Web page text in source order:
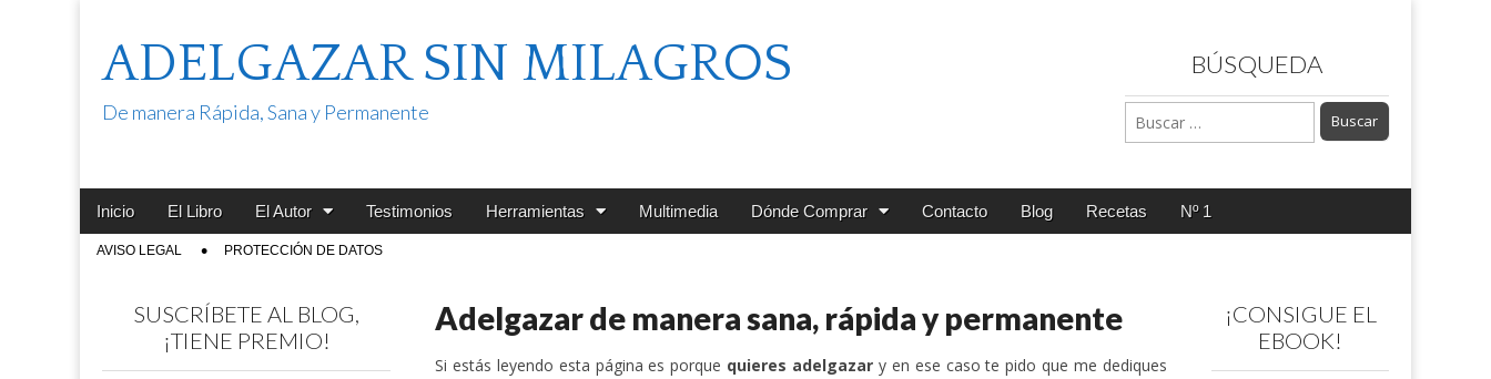
ADELGAZAR SIN MILAGROS
De manera Rápida, Sana y Permanente
BÚSQUEDA
Buscar:
Main
Skip
content
Inicio El Libro El Autor Testimonios Herramientas Multimedia Dónde Comprar Contacto Blog Recetas Nº 1
SubAVISO LEGAL PROTECCIÓN DE DATOS
Adelgazar de manera sana, rápida y permanente
Si estás leyendo esta página es porque quieres adelgazar y en ese caso te pido que me dediques
SUSCRÍBETE AL BLOG,
¡TIENE PREMIO!
¡CONSIGUE EL
EBOOK!